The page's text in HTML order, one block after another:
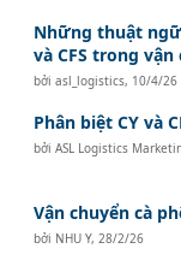
Những thuật
và CFS trong
bởiasl_logistics, 10/4/26
Phân biệt CY và
bởiASL Logistics
Vận chuyển cà
bởi NHU Y,28/2/26